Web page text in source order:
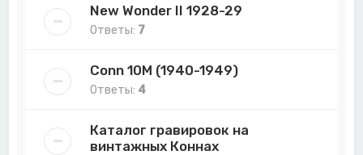
New Wonder II 1928-29
Ответы: 7
Conn 10M (1940-1949)
Ответы: 4
Каталог гравировок на
винтажных Коннах